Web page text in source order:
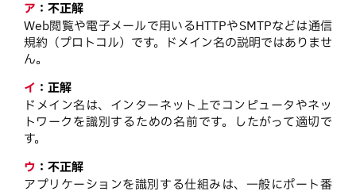
ア ： 不正解
Web閲覧や電子メールで用いるHTTPやSMTPなどは通信
規約（プロトコル）です。ドメイン名の説明ではありませ
ん。
イ ： 正解
ドメイン名は、インターネット上でコンピュータやネッ
トワークを識別するための名前です。したがって適切で
す。
ウ ： 不正解
アプリケーションを識別する仕組みは、一般にポート番